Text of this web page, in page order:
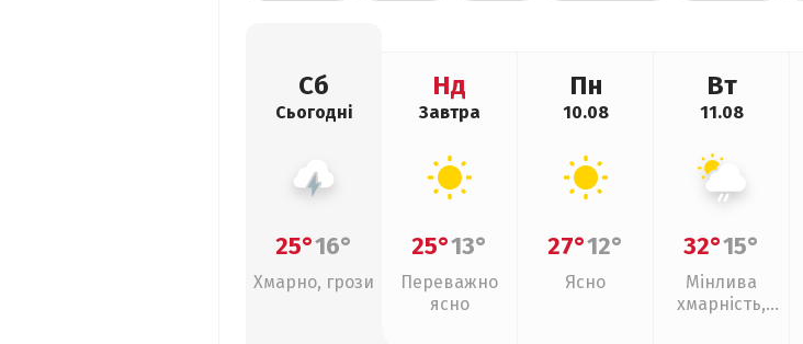
Сб
Сьогодні
25°16°
Хмарно, грози
Нд
Завтра
25°13°
Переважно
ясно
Пн
10.08
27°12°
Ясно
Вт
11.08
32°15°
Мінлива
хмарність,